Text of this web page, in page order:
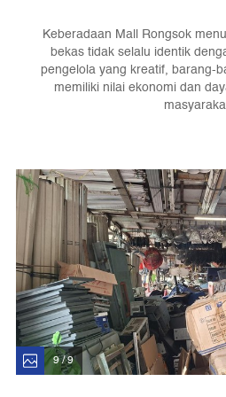
Keberadaan Mall Rongsok
bekas tidak selalu identik
pengelola yang kreatif, barang-
memiliki nilai ekonomi dan
9 / 9